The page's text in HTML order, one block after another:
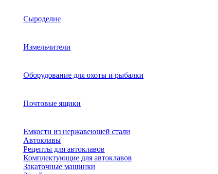
Сыроделие
Измельчители
Оборудование для охоты и рыбалки
Почтовые ящики
Емкости из нержавеющей стали
Автоклавы
Рецепты для автоклавов
Комплектующие для автоклавов
Закаточные машинки